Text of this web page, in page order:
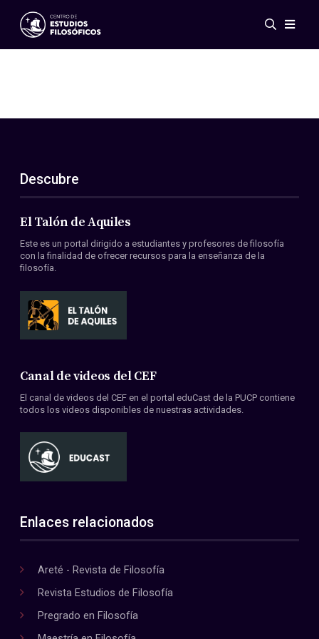
Eventos
ES
EN
Acerca de nosotros
Miembros
Convenios
Descubre
El Talón de Aquiles
Este es un portal dirigido a estudiantes y profesores de filosofía
con la finalidad de ofrecer recursos para la enseñanza de la
filosofía.
Canal de videos del CEF
El canal de videos del CEF en el portal eduCast de la PUCP contiene
todos los videos disponibles de nuestras actividades.
Enlaces relacionados
Areté - Revista de Filosofía
Revista Estudios de Filosofía
Pregrado en Filosofía